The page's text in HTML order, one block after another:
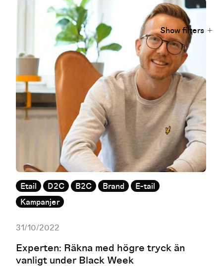
Show filters
Etail D2C B2C Brand
E-tail
Kampanjer
31/10/2022
Experten: Räkna med högre tryck än
vanligt under Black Week